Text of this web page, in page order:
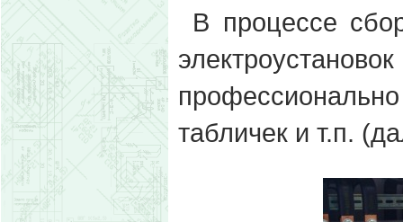
В процессе
табличек и т.п.